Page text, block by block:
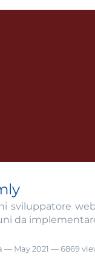
sviluppatore
da
— May 2021 — 6869